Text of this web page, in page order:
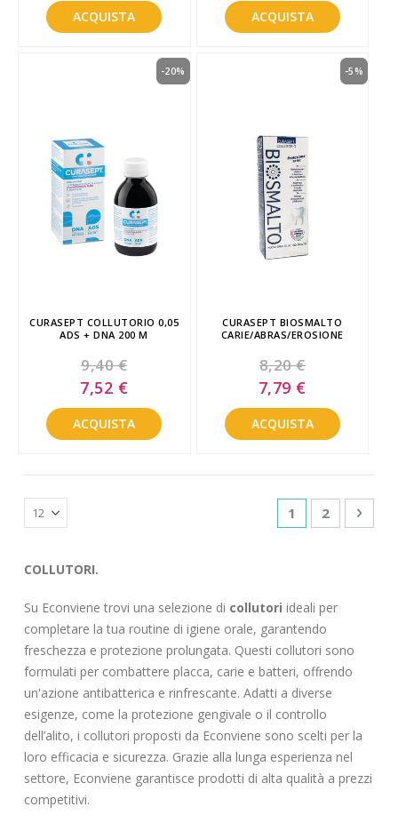
ACQUISTA ACQUISTA
CURASEPT COLLUTORIO 0,05
ADS + DNA 200 M
9,40 €
-20%
Special
Price
7,52 €
ACQUISTA
CURASEPT BIOSMALTO
CARIE/ABRAS/EROSIONE
8,20 €
-5%
Special
Price
7,79 €
ACQUISTA
Pagina
Attualmente
1 Pagina
2
COLLUTORI.
Su Econviene trovi una selezione di collutori ideali per
completare la tua routine di igiene orale, garantendo
freschezza e protezione prolungata. Questi collutori sono
formulati per combattere placca, carie e batteri, offrendo
un'azione antibatterica e rinfrescante. Adatti a diverse
esigenze, come la protezione gengivale o il controllo
dell’alito, i collutori proposti da Econviene sono scelti per la
loro efficacia e sicurezza. Grazie alla lunga esperienza nel
settore, Econviene garantisce prodotti di alta qualità a prezzi
competitivi.